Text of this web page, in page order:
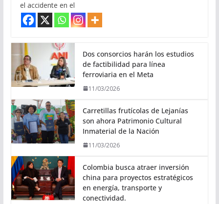
el accidente en el
Dos consorcios harán los estudios
de factibilidad para línea
ferroviaria en el Meta
11/03/2026
Carretillas frutícolas de Lejanías
son ahora Patrimonio Cultural
Inmaterial de la Nación
11/03/2026
Colombia busca atraer inversión
china para proyectos estratégicos
en energía, transporte y
conectividad.